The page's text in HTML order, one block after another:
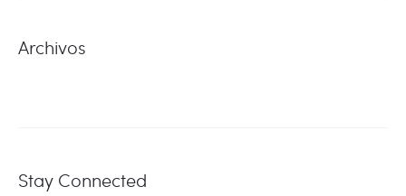
Archivos
Stay Connected